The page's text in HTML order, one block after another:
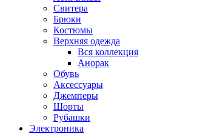
Свитера
Брюки
Костюмы
Верхняя одежда
Вся коллекция
Анорак
Обувь
Аксессуары
Джемперы
Шорты
Рубашки
Электроника